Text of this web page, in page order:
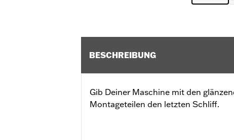
BESCHREIBUNG
Gib Deiner Maschine mit den
Montageteilen den letzten Schliff.